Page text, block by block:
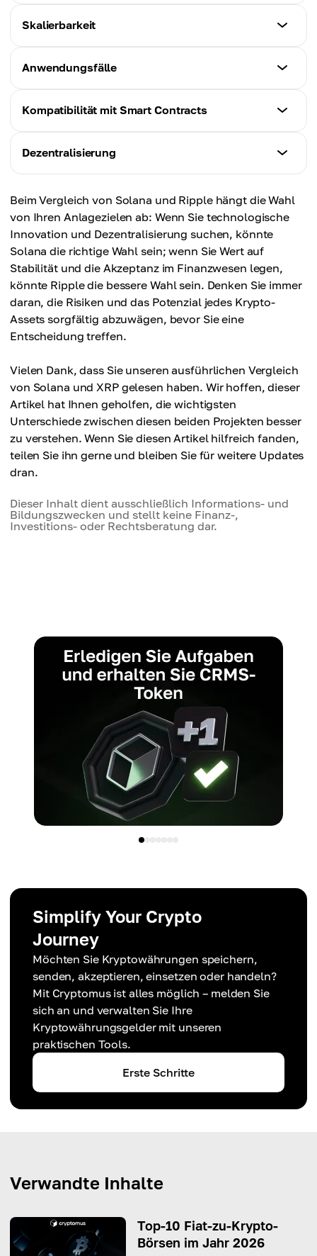
Ripple (XRP)
Solana (SOL)
Ripple (XRP)
Skalierbarkeit
Solana (SOL)
Ripple (XRP)
Anwendungsfälle
Solana (SOL)
Ripple (XRP)
Kompatibilität mit Smart Contracts
Solana (SOL)
Ripple (XRP)
Eingeschränkt (über XRP Ledger-Funktionen)
Dezentralisierung
Weniger dezentralisiert
Stärker zentralisiert
Beim Vergleich von Solana und Ripple hängt die Wahl
von Ihren Anlagezielen ab: Wenn Sie technologische
Innovation und Dezentralisierung suchen, könnte
Solana die richtige Wahl sein; wenn Sie Wert auf
Stabilität und die Akzeptanz im Finanzwesen legen,
könnte Ripple die bessere Wahl sein. Denken Sie immer
daran, die Risiken und das Potenzial jedes Krypto-
Assets sorgfältig abzuwägen, bevor Sie eine
Entscheidung treffen.
Vielen Dank, dass Sie unseren ausführlichen Vergleich
von Solana und XRP gelesen haben. Wir hoffen, dieser
Artikel hat Ihnen geholfen, die wichtigsten
Unterschiede zwischen diesen beiden Projekten besser
zu verstehen. Wenn Sie diesen Artikel hilfreich fanden,
teilen Sie ihn gerne und bleiben Sie für weitere Updates
dran.
Dieser Inhalt dient ausschließlich Informations- und
Bildungszwecken und stellt keine Finanz-,
Investitions- oder Rechtsberatung dar.
Simplify Your Crypto
Journey
Möchten Sie Kryptowährungen speichern,
senden, akzeptieren, einsetzen oder handeln?
Mit Cryptomus ist alles möglich – melden Sie
sich an und verwalten Sie Ihre
Kryptowährungsgelder mit unseren
praktischen Tools.
Erste Schritte
Verwandte Inhalte
Top-10 Fiat-zu-Krypto-
Börsen im Jahr 2026